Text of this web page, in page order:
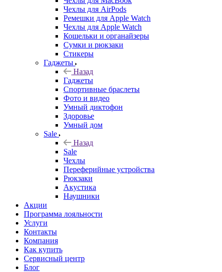
Чехлы для AirPods
Ремешки для Apple Watch
Чехлы для Apple Watch
Кошельки и органайзеры
Сумки и рюкзаки
Стикеры
Гаджеты
Назад
Гаджеты
Спортивные браслеты
Фото и видео
Умный диктофон
Здоровье
Умный дом
Sale
Назад
Sale
Чехлы
Переферийные устройства
Рюкзаки
Акустика
Наушники
Акции
Программа лояльности
Услуги
Контакты
Компания
Как купить
Сервисный центр
Блог